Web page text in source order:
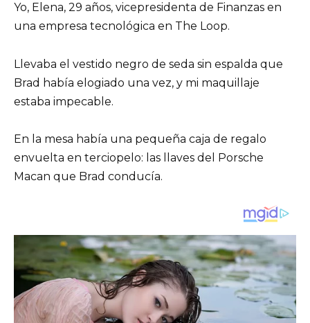
Yo, Elena, 29 años, vicepresidenta de Finanzas en
una empresa tecnológica en The Loop.
Llevaba el vestido negro de seda sin espalda que
Brad había elogiado una vez, y mi maquillaje
estaba impecable.
En la mesa había una pequeña caja de regalo
envuelta en terciopelo: las llaves del Porsche
Macan que Brad conducía.